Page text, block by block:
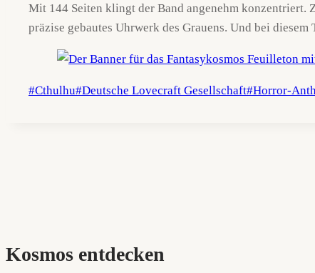
Mit 144 Seiten klingt der Band angenehm konzentriert.
präzise gebautes Uhrwerk des Grauens. Und bei
Schlagworte:
#Cthulhu#Deutsche Lovecraft Gesellschaft#Horror-
Kosmos entdecken